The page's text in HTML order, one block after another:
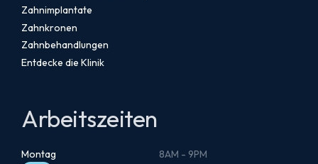
Zahnimplantate
Zahnkronen
Zahnbehandlungen
Entdecke die Klinik
Arbeitszeiten
Montag 8AM - 9PM